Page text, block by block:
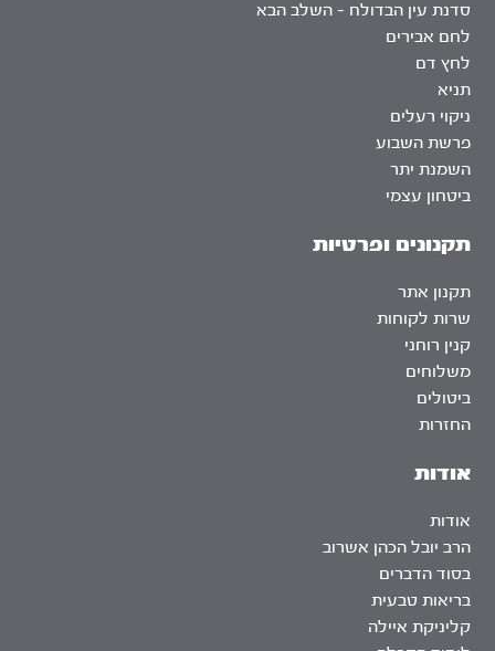
אודות
אודות
הרב יובל הכהן אשרוב
בסוד הדברים
בריאות טבעית
קליניקת איילה
סדנת עין הבדולח – השלב הבא
לחם אבירים
לחץ דם
תניא
ניקוי רעלים
פרשת השבוע
השמנת יתר
ביטחון עצמי
תקנונים ופרטיות
תקנון אתר
שרות לקוחות
קנין רוחני
משלוחים
ביטולים
החזרות